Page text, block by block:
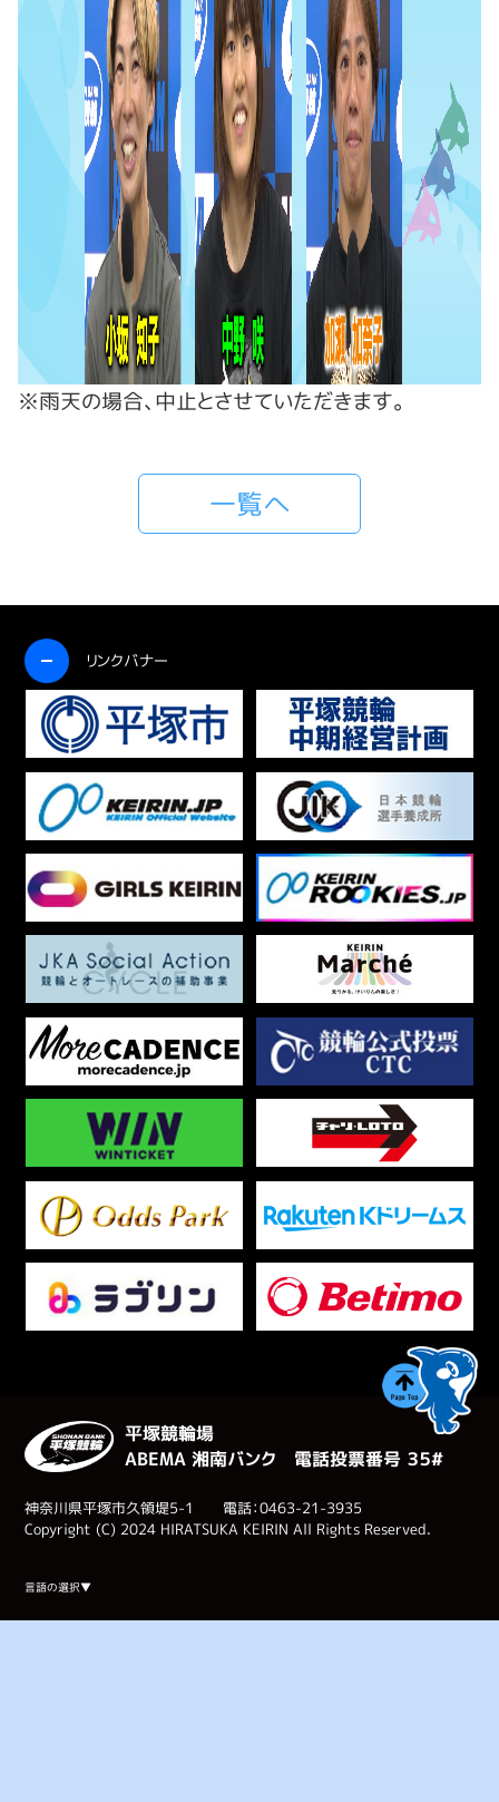
※雨天の場合、中止とさせていただきます。
一覧へ
リンクバナー
開く
平塚競輪場
ABEMA 湘南バンク 電話投票番号 ３５#
神奈川県平塚市久領堤5-1 電話：0463-21-3935
Copyright (C) 2024 HIRATSUKA KEIRIN All Rights Reserved.
言語の選択▼
Select Language